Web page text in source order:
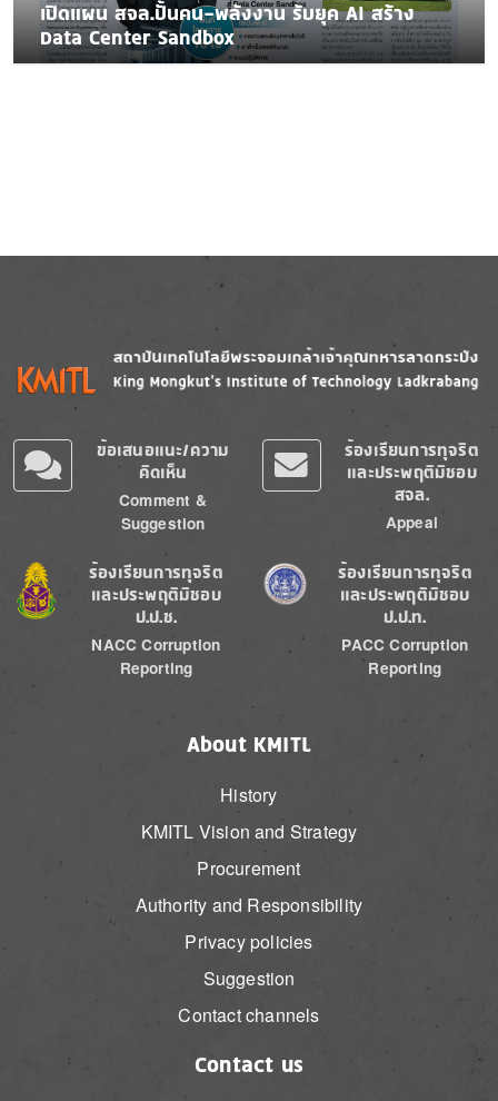
เปิดแผน สจล.ปั้นคน-พลังงาน รับยุค AI สร้าง
Data Center Sandbox
Image
ข้อเสนอแนะ/ความ
คิดเห็น
Comment &
Suggestion
ร้องเรียนการทุจริต
และประพฤติมิชอบ
สจล.
Appeal
Image
ร้องเรียนการทุจริต
และประพฤติมิชอบ
ป.ป.ช.
NACC Corruption
Reporting
Image
ร้องเรียนการทุจริต
และประพฤติมิชอบ
ป.ป.ท.
PACC Corruption
Reporting
About KMITL
History
KMITL Vision and Strategy
Procurement
Authority and Responsibility
Privacy policies
Suggestion
Contact channels
Contact us